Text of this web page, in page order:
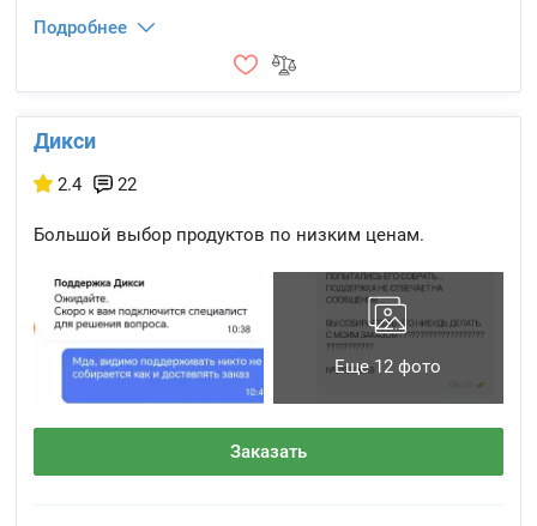
Подробнее
Дикси
2.4 22
Большой выбор продуктов по низким ценам.
Еще 12 фото
Заказать